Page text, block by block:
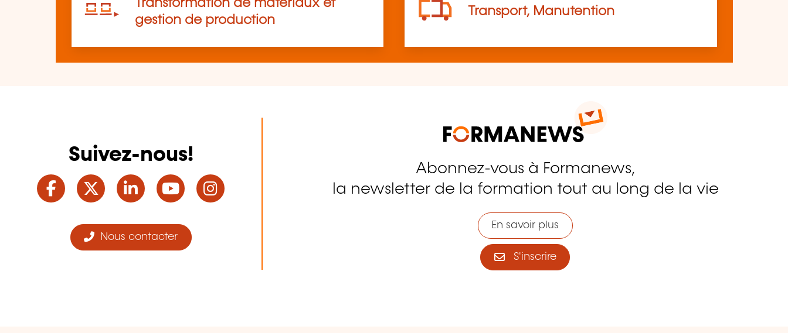
Transformation de matériaux et
gestion de production
Transport, Manutention
Suivez-nous!
Facebook
TwitterLinkedInYouTube
Nous contacter
Abonnez-vous à Formanews,
la newsletter de la formation tout au long de la vie
En savoir plus
S'inscrire